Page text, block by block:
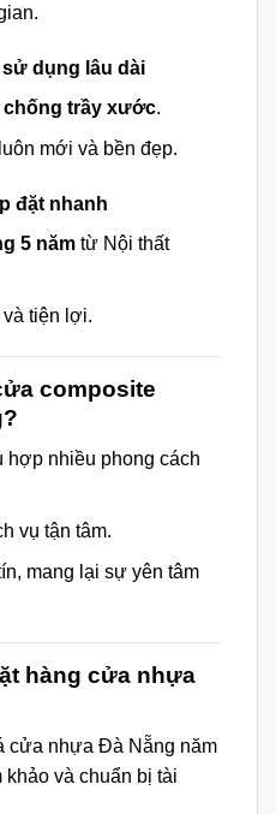
sử dụng lâu dài
chống trầy xước.
mới và bền đẹp.
đặt nhanh
5 nămtừ Nội thất
và tiện lợi.
composite
hợp nhiều phong cách
vụ tận tâm.
mang lại sự yên tâm
hàng cửa nhựa
cửa nhựa Đà Nẵng năm
khảo và chuẩn bị tài